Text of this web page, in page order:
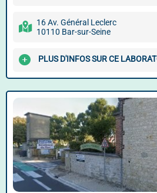
16 Av. Général Leclerc
10110 Bar-sur-Seine
PLUS D'INFOS SUR CE